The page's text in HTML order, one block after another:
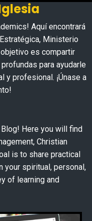
Aquí encontrará
Ministerio
es compartir
para ayudarle
y profesional. ¡Únase a
Here you will find
Christian
is to share practical
your spiritual, personal,
of learning and